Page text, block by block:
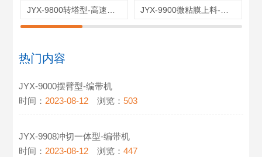
热门内容
JYX-9000摆臂型-编带机
时间： 2023-08-12 浏览：503
JYX-9908冲切一体型-编带机
时间： 2023-08-12 浏览：447